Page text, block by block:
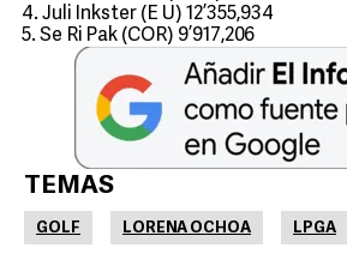
4. Juli Inkster (E U) 12’355,934
5. Se Ri Pak (COR) 9’917,206
TEMAS
GOLF LORENA OCHOA LPGA